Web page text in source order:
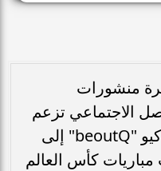
منشورات
الاجتماعي تزعم
عودة شبكة قنوات بي أوت كيو "beoutQ" إلى
كأس العالم